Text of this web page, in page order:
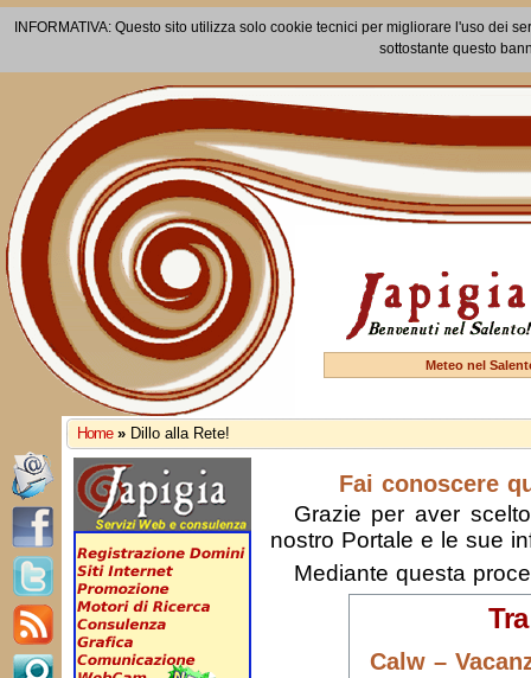
INFORMATIVA: Questo sito utilizza solo cookie tecnici per migliorare l'uso dei
sottostante questo
Meteo nel
Home » Dillo alla Rete!
Fai conoscere
Grazie per aver
nostro Portale e le sue
Mediante questa
Calw –